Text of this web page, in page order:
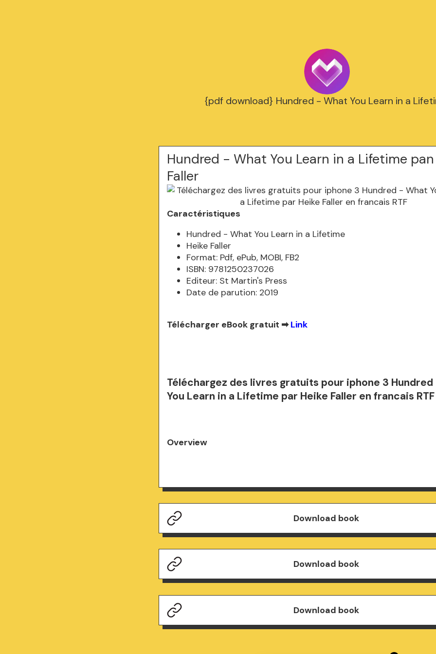
{pdf download} Hundred - What You Learn in a
Hundred - What You Learn in a Lifetime pan
Faller
Caractéristiques
Hundred - What You Learn in a Lifetime
Heike Faller
Format: Pdf, ePub, MOBI, FB2
ISBN: 9781250237026
Editeur: St Martin's Press
Date de parution: 2019
Télécharger eBook gratuit ➡Link
Téléchargez des livres gratuits pour iphone 3
You Learn in a Lifetime par Heike Faller en francais RTF
Overview
Download book
Download book
Download book